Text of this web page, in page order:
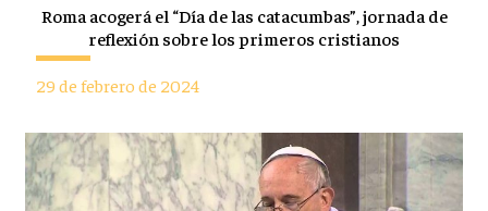
Roma acogerá el “Día de las catacumbas”, jornada de
reflexión sobre los primeros cristianos
29 de febrero de 2024